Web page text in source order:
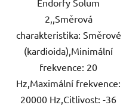
2,,Směrová
charakteristika: Směrové
(kardioida),Minimální
frekvence: 20
Hz,Maximální frekvence:
20000 Hz,Citlivost: -36